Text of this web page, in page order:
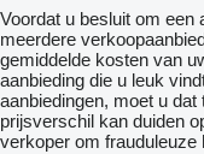
Alcoa wheels
Airhorns
Light box
LED daylight running
Nice and clean Scania
RETARDER - FULL
Voordat u besluit om een
meerdere
gemiddelde kosten van
aanbieding die u leuk
aanbiedingen, moet u
prijsverschil kan duiden
verkoper om frauduleuze